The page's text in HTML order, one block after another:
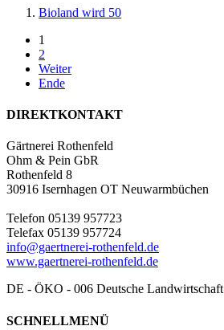
Bioland wird 50
1
2
Weiter
Ende
DIREKTKONTAKT
Gärtnerei Rothenfeld
Ohm & Pein GbR
Rothenfeld 8
30916 Isernhagen OT Neuwarmbüchen
Telefon 05139 957723
Telefax 05139 957724
info@gaertnerei-rothenfeld.de
www.gaertnerei-rothenfeld.de
DE - ÖKO - 006 Deutsche Landwirtschaft
SCHNELLMENÜ